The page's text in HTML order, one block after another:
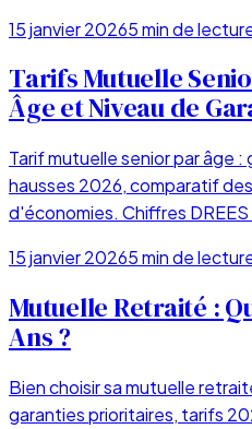
15 janvier 20265min de
Tarifs Mutuelle
Âge et Niveau de
Tarif mutuelle senior par âge
hausses 2026, comparatif
d'économies. Chiffres DREES
15 janvier 20265min de
Mutuelle Retraité :
Ans ?
Bien choisir sa mutuelle
garanties prioritaires, tarifs